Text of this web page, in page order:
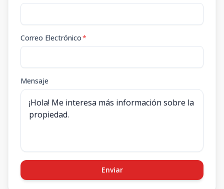
Correo Electrónico*
Mensaje
Enviar